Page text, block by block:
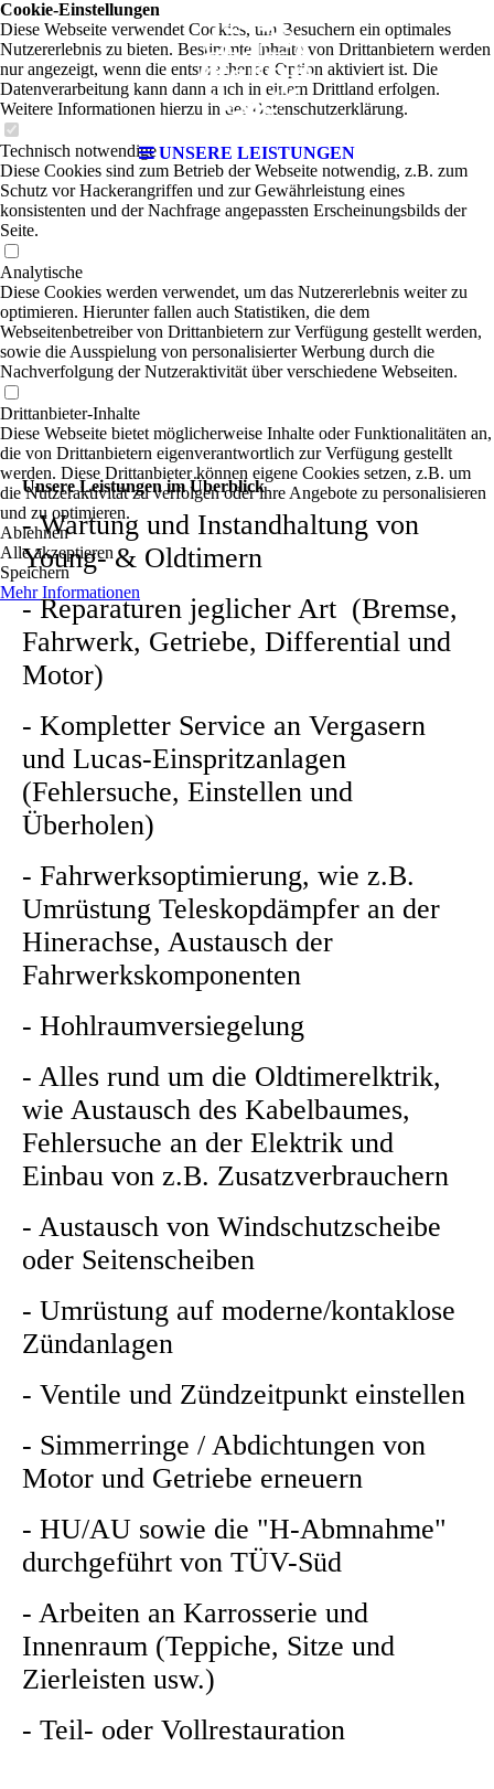
UNSERE LEISTUNGEN
Unsere Leistungen im Überblick
- Wartung und Instandhaltung von
Young- & Oldtimern
- Reparaturen jeglicher Art (Bremse,
Fahrwerk, Getriebe, Differential und
Motor)
- Kompletter Service an Vergasern
und Lucas-Einspritzanlagen
(Fehlersuche, Einstellen und
Überholen)
- Fahrwerksoptimierung, wie z.B.
Umrüstung Teleskopdämpfer an der
Hinerachse, Austausch der
Fahrwerkskomponenten
- Hohlraumversiegelung
- Alles rund um die Oldtimerelktrik,
wie Austausch des Kabelbaumes,
Fehlersuche an der Elektrik und
Einbau von z.B. Zusatzverbrauchern
- Austausch von Windschutzscheibe
oder Seitenscheiben
- Umrüstung auf moderne/kontaklose
Zündanlagen
- Ventile und Zündzeitpunkt einstellen
- Simmerringe / Abdichtungen von
Motor und Getriebe erneuern
- HU/AU sowie die "H-Abmnahme"
durchgeführt von TÜV-Süd
- Arbeiten an Karrosserie und
Innenraum (Teppiche, Sitze und
Zierleisten usw.)
- Teil- oder Vollrestauration
Cookie-Einstellungen
Diese Webseite verwendet Cookies, um Besuchern ein optimales
Nutzererlebnis zu bieten. Bestimmte Inhalte von Drittanbietern werden
nur angezeigt, wenn die entsprechende Option aktiviert ist. Die
Datenverarbeitung kann dann auch in einem Drittland erfolgen.
Weitere Informationen hierzu in der Datenschutzerklärung.
Technisch notwendige
Diese Cookies sind zum Betrieb der Webseite notwendig, z.B. zum
Schutz vor Hackerangriffen und zur Gewährleistung eines
konsistenten und der Nachfrage angepassten Erscheinungsbilds der
Seite.
Analytische
Diese Cookies werden verwendet, um das Nutzererlebnis weiter zu
optimieren. Hierunter fallen auch Statistiken, die dem
Webseitenbetreiber von Drittanbietern zur Verfügung gestellt werden,
sowie die Ausspielung von personalisierter Werbung durch die
Nachverfolgung der Nutzeraktivität über verschiedene Webseiten.
Drittanbieter-Inhalte
Diese Webseite bietet möglicherweise Inhalte oder Funktionalitäten an,
die von Drittanbietern eigenverantwortlich zur Verfügung gestellt
werden. Diese Drittanbieter können eigene Cookies setzen, z.B. um
die Nutzeraktivität zu verfolgen oder ihre Angebote zu personalisieren
und zu optimieren.
Ablehnen
Alle akzeptieren
Speichern
Mehr Informationen